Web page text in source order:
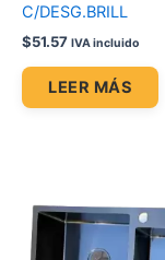
C/DESG.BRILL
$51.57 IVA incluido
LEER MÁS